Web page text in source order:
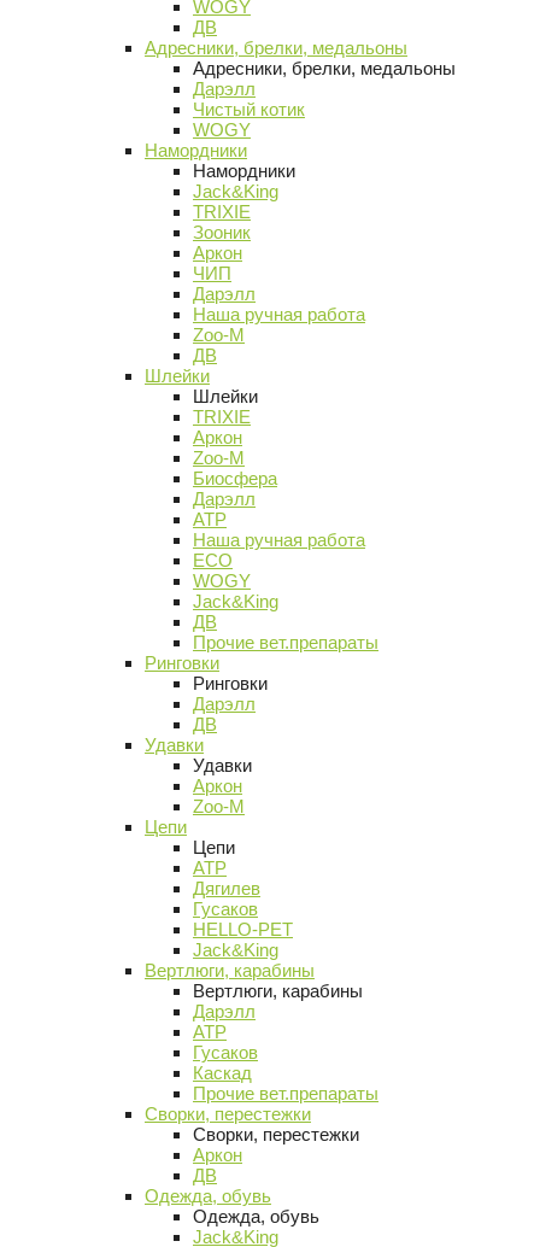
WOGY
ДВ
Адресники, брелки, медальоны
Адресники, брелки, медальоны
Дарэлл
Чистый котик
WOGY
Намордники
Намордники
Jack&King
TRIXIE
Зооник
Аркон
ЧИП
Дарэлл
Наша ручная работа
Zoo-M
ДВ
Шлейки
Шлейки
TRIXIE
Аркон
Zoo-M
Биосфера
Дарэлл
АТР
Наша ручная работа
ECO
WOGY
Jack&King
ДВ
Прочие вет.препараты
Ринговки
Ринговки
Дарэлл
ДВ
Удавки
Удавки
Аркон
Zoo-M
Цепи
Цепи
АТР
Дягилев
Гусаков
HELLO-PET
Jack&King
Вертлюги, карабины
Вертлюги, карабины
Дарэлл
АТР
Гусаков
Каскад
Прочие вет.препараты
Сворки, перестежки
Сворки, перестежки
Аркон
ДВ
Одежда, обувь
Одежда, обувь
Jack&King